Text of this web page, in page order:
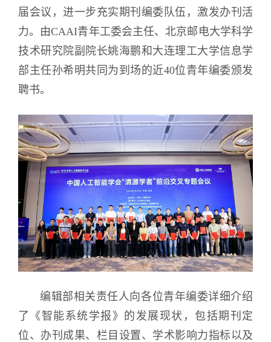
届会议，进一步充实期刊编委队伍，激发办刊活
力。由CAAI青年工委会主任、北京邮电大学科学
技术研究院副院长姚海鹏和大连理工大学信息学
部主任孙希明共同为到场的近40位青年编委颁发
聘书。
编辑部相关责任人向各位青年编委详细介绍
了《智能系统学报》的发展现状，包括期刊定
位、办刊成果、栏目设置、学术影响力指标以及